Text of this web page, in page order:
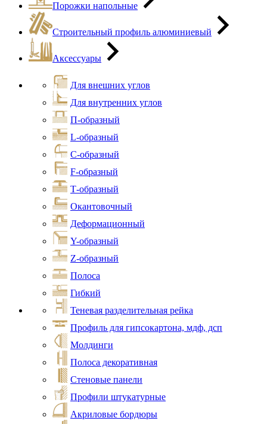
Порожки напольные
Строительный профиль алюминиевый
Аксессуары
Для внешних углов
Для внутренних углов
П-образный
L-образный
С-образный
F-образный
Т-образный
Окантовочный
Деформационный
Y-образный
Z-образный
Полоса
Гибкий
Теневая разделительная рейка
Профиль для гипсокартона, мдф, дсп
Молдинги
Полоса декоративная
Стеновые панели
Профили штукатурные
Акриловые бордюры